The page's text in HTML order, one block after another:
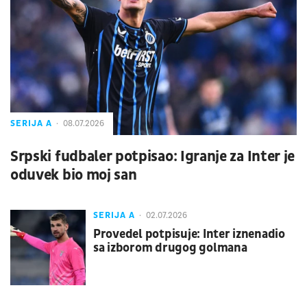
SERIJA A 08.07.2026
Srpski fudbaler potpisao: Igranje za Inter je
oduvek bio moj san
SERIJA A 02.07.2026
Provedel potpisuje: Inter iznenadio
sa izborom drugog golmana